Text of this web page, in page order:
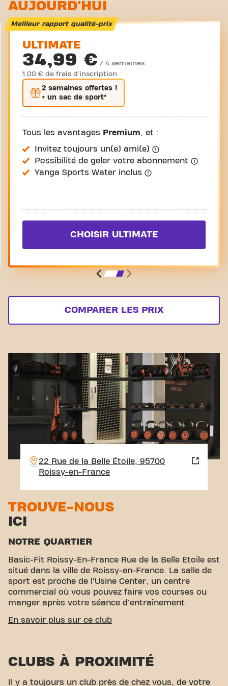
AUJOURD'HUI
Meilleur rapport qualité-prix
ULTIMATE
34,99 € / 4 semaines
1,00 € de frais d'inscription
2 semaines offertes !
+ un sac de sport*
Tous les avantages Premium, et :
Invitez toujours un(e) ami(e)
Possibilité de geler votre abonnement
Yanga Sports Water inclus
CHOISIR ULTIMATE
COMPARER LES PRIX
22 Rue de la Belle Étoile, 95700
Roissy-en-France
TROUVE-NOUS
ICI
NOTRE QUARTIER
Basic-Fit Roissy-En-France Rue de la Belle Etoile est
situé dans la ville de Roissy-en-France. La salle de
sport est proche de l'Usine Center, un centre
commercial où vous pouvez faire vos courses ou
manger après votre séance d'entraînement.
ACCESSIBILITÉ FACILE
transport : Parking à proximité :Parking du club
bus est situé à quelques pas de notre salle de
En savoir plus sur ce club
CLUBS À PROXIMITÉ
Il y a toujours un club près de chez vous, de votre